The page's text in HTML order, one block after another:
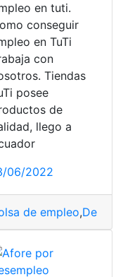
, RAI ,Requisitos
en tuti.
conseguir
en TuTi
con
Tiendas
posee
de
llego a
06/2022
de empleo,